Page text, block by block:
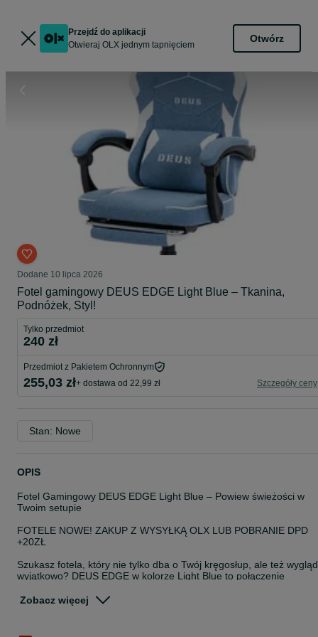
Przejdź do aplikacji
Otwieraj OLX jednym tapnięciem
Otwórz
Dodane 10 lipca 2026
Fotel gamingowy DEUS EDGE Light Blue – Tkanina,
Podnóżek, Styl!
Tylko przedmiot
240 zł
Przedmiot z Pakietem Ochronnym
255,03 zł+ dostawa od 22,99 zł Szczegóły ceny
Stan: Nowe
OPIS
Fotel Gamingowy DEUS EDGE Light Blue – Powiew świeżości w
Twoim setupie
FOTELE NOWE! ZAKUP Z WYSYŁKĄ OLX LUB POBRANIE DPD
+20ZŁ
Szukasz fotela, który nie tylko dba o Twój kręgosłup, ale też
wyjątkowo? DEUS EDGE w kolorze Light Blue to połączenie
jasnoniebieski odcień tkaniny nadaje wnętrzu nowoczesny, lekki
Zobacz więcej